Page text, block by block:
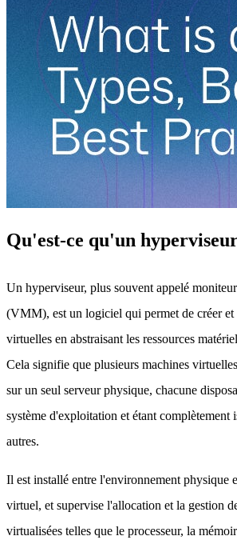
Qu'est-ce qu'un
Un hyperviseur, plus souvent appelé
(VMM), est un logiciel qui permet de créer et
virtuelles en abstraisant les ressources
Cela signifie que plusieurs machines
sur un seul serveur physique, chacune
système d'exploitation et étant complètement
autres.
Il est installé entre l'environnement physique
virtuel, et supervise l'allocation et la gestion
virtualisées telles que le processeur, la